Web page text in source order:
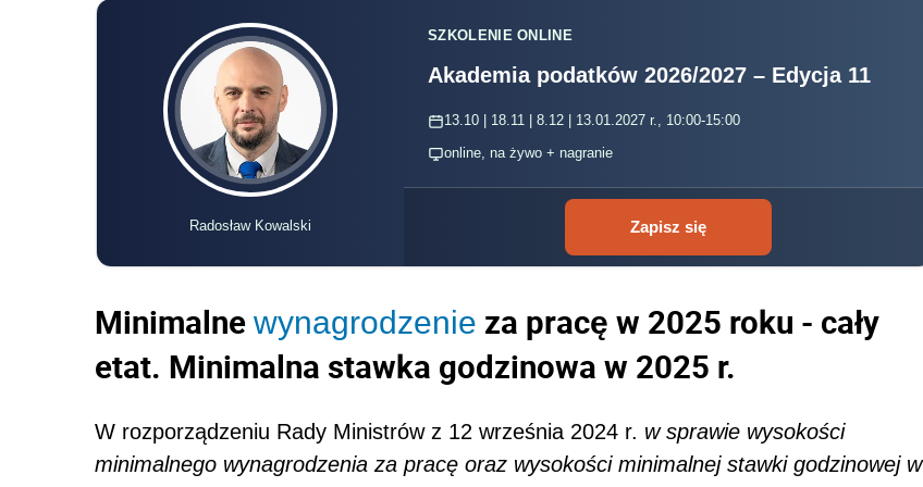
Radosław Kowalski
SZKOLENIE ONLINE
Akademia podatków 2026/2027 – Edycja 11
13.10 | 18.11 | 8.12 | 13.01.2027 r., 10:00-15:00
online, na żywo + nagranie
Zapisz się
Minimalne wynagrodzenie za pracę w 2025 roku - cały
etat. Minimalna stawka godzinowa w 2025 r.
W rozporządzeniu Rady Ministrów z 12 września 2024 r. w sprawie wysokości
minimalnego wynagrodzenia za pracę oraz wysokości minimalnej stawki godzinowej w